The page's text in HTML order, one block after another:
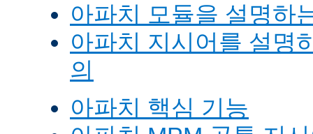
아파치 모듈을 설명하
아파치 지시어를 설명
의
아파치 핵심 기능